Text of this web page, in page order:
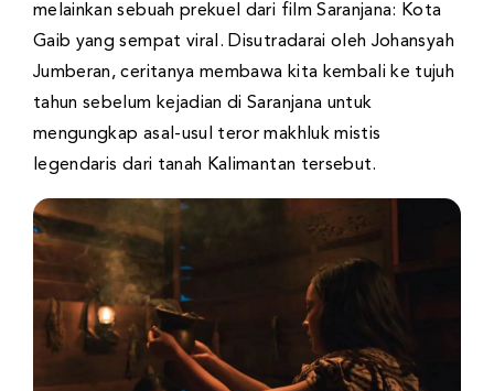
melainkan sebuah prekuel dari film Saranjana: Kota
Gaib yang sempat viral. Disutradarai oleh Johansyah
Jumberan, ceritanya membawa kita kembali ke tujuh
tahun sebelum kejadian di Saranjana untuk
mengungkap asal-usul teror makhluk mistis
legendaris dari tanah Kalimantan tersebut.